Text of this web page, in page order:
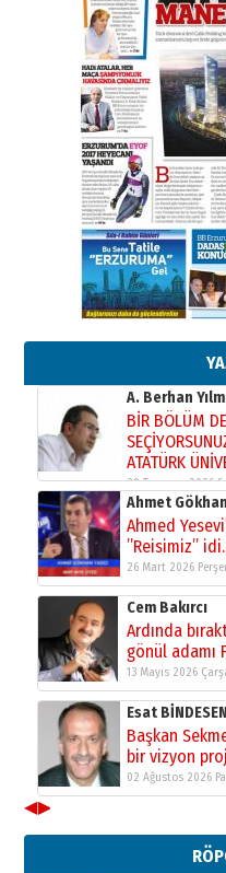
bir vizyon
02 Ağustos 2026
Kadir
29 Haziran 2026
Kenan
Murat
çıtayı yukarı
çekmemeli!
17 Şubat 2026 SalıOrhan
Bir fotoğraf,
gazeteci…
A. Berhan
BİR BÖLÜM
ATATÜRK
28 Temmuz 2026
Ahmet
Ahmed
”Reisimiz”
26 Mart 2026
Cem Bakırcı
Ardında
gönül adamı
13 Mayıs 2026
Esat BİNDESEN
Başkan
bir vizyon
02 Ağustos 2026
29 Haziran 2026
◀▶